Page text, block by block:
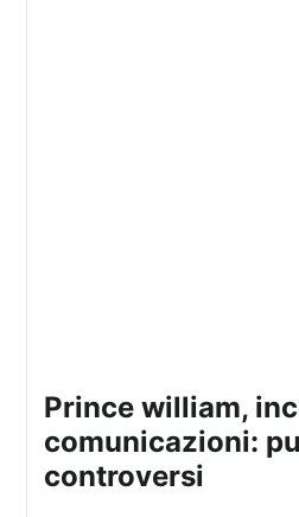
prince william, incontri e
comunicazioni:
controversi